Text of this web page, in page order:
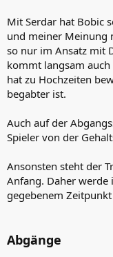
Mit Serdar hat Bobic
und meiner Meinung
so nur im Ansatz mit
kommt langsam
hat zu Hochzeiten
begabter ist.
Auch auf der
Spieler von der
Ansonsten steht der
Anfang. Daher werde
gegebenem
Abgänge